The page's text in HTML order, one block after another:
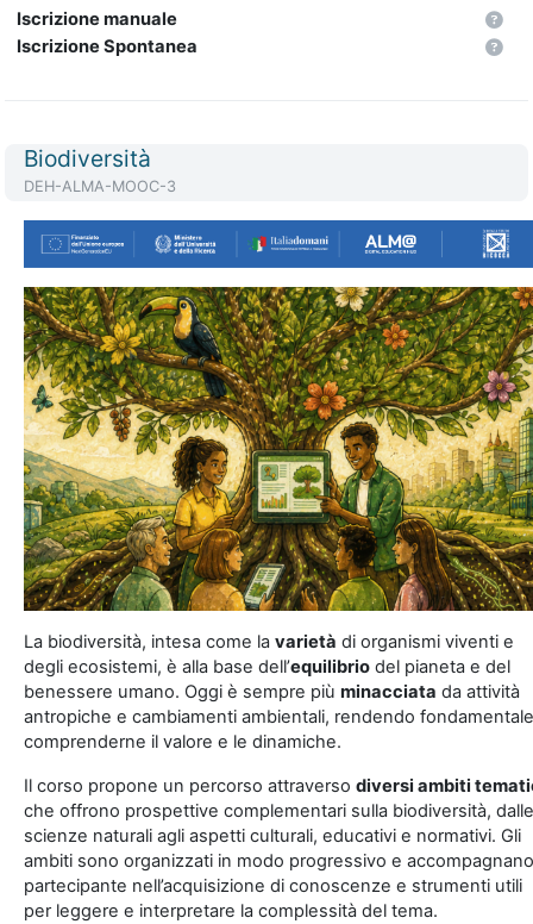
Iscrizione manuale
Iscrizione Spontanea
Titolo del corso
Biodiversità
Codice identificativo del corso
DEH-ALMA-MOOC-3
La biodiversità, intesa come la varietà di organismi viventi e
degli ecosistemi, è alla base dell’equilibrio del pianeta e del
benessere umano. Oggi è sempre più minacciata da attività
antropiche e cambiamenti ambientali, rendendo fondamentale
comprenderne il valore e le dinamiche.
Il corso propone un percorso attraverso diversi ambiti
che offrono prospettive complementari sulla biodiversità, dalle
scienze naturali agli aspetti culturali, educativi e normativi. Gli
ambiti sono organizzati in modo progressivo e
partecipante nell’acquisizione di conoscenze e strumenti utili
per leggere e interpretare la complessità del tema.